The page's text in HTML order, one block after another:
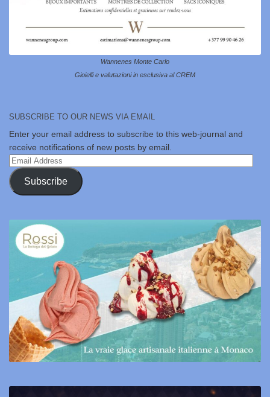
Wannenes Monte Carlo
Gioielli e valutazioni in esclusiva al CREM
SUBSCRIBE TO OUR NEWS VIA EMAIL
Enter your email address to subscribe to this web-journal and
receive notifications of new posts by email.
Email
Address
Subscribe